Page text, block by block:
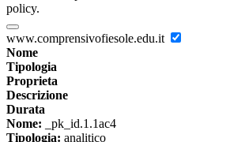
policy.
www.comprensivofiesole.edu.it
Nome
Tipologia
Proprieta
Descrizione
Durata
Nome: _pk_id.1.1ac4
Tipologia: analitico